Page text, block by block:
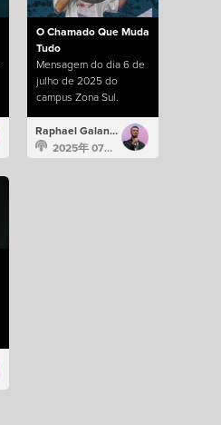
O Chamado Que Muda
Tudo
Mensagem do dia 6 de
julho de 2025 do
campus Zona Sul.
Raphael Galante
2025年 07月 6日